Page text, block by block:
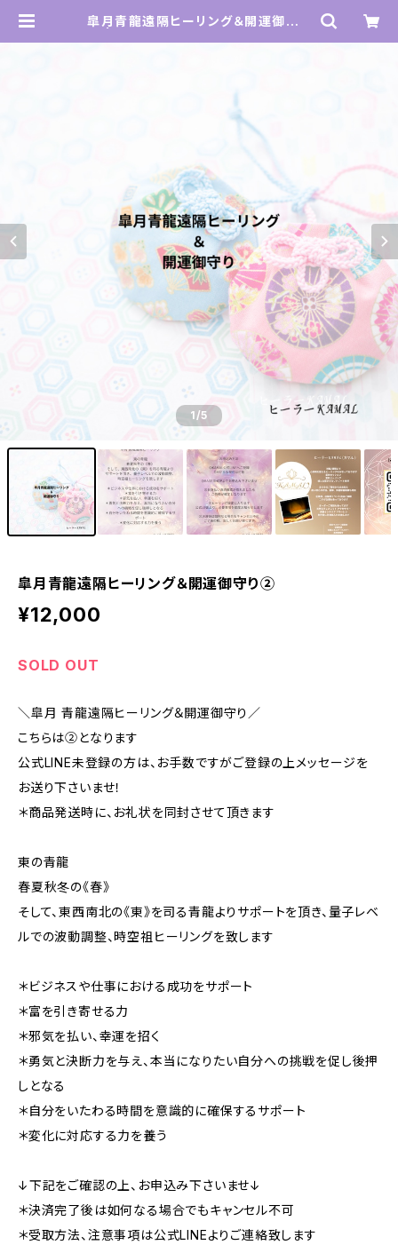
皐月青龍遠隔ヒーリング＆開運御守り
1/5
皐月青龍遠隔ヒーリング＆開運御守り②
¥12,000
SOLD OUT
＼皐月 青龍遠隔ヒーリング＆開運御守り／
こちらは②となります
公式LINE未登録の方は、お手数ですがご登録の上メッセージを
お送り下さいませ！
＊商品発送時に、お礼状を同封させて頂きます
東の青龍
春夏秋冬の《春》
そして、東西南北の《東》を司る青龍よりサポートを頂き、量子レベ
ルでの波動調整、時空祖ヒーリングを致します
＊ビジネスや仕事における成功をサポート
＊富を引き寄せる力
＊邪気を払い、幸運を招く
＊勇気と決断力を与え、本当になりたい自分への挑戦を促し後押
しとなる
＊自分をいたわる時間を意識的に確保するサポート
＊変化に対応する力を養う
↓下記をご確認の上、お申込み下さいませ↓
＊決済完了後は如何なる場合でもキャンセル不可
＊受取方法、注意事項は公式LINEよりご連絡致します